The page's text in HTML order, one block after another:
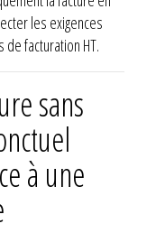
les exigences
facturation HT.
sans
à une